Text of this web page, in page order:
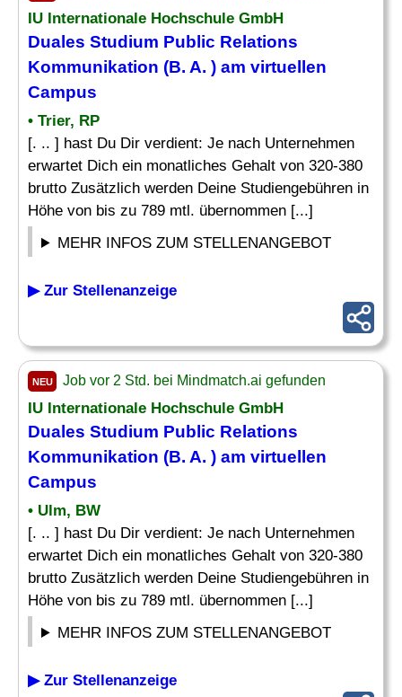
IU Internationale Hochschule GmbH
Duales Studium Public Relations
Kommunikation (B. A. ) am virtuellen
Campus
• Trier, RP
[. .. ] hast Du Dir verdient: Je nach Unternehmen
erwartet Dich ein monatliches Gehalt von 320-380
brutto Zusätzlich werden Deine Studiengebühren in
Höhe von bis zu 789 mtl. übernommen [...]
MEHR INFOS ZUM STELLENANGEBOT
▶ Zur Stellenanzeige
NEU Job vor 2 Std. bei Mindmatch.ai gefunden
IU Internationale Hochschule GmbH
Duales Studium Public Relations
Kommunikation (B. A. ) am virtuellen
Campus
• Ulm, BW
[. .. ] hast Du Dir verdient: Je nach Unternehmen
erwartet Dich ein monatliches Gehalt von 320-380
brutto Zusätzlich werden Deine Studiengebühren in
Höhe von bis zu 789 mtl. übernommen [...]
MEHR INFOS ZUM STELLENANGEBOT
▶ Zur Stellenanzeige